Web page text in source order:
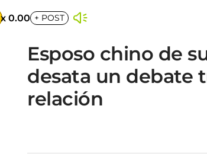
x 0.00 + POST
Esposo chino de
desata un debate
relación